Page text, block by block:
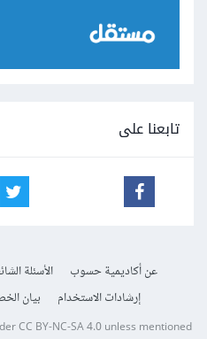
تابعنا على
عن أكاديمية حسوب الأسئلة
إرشادات الاستخدام
بيان
CC BY-NC-SA 4.0unless mentioned